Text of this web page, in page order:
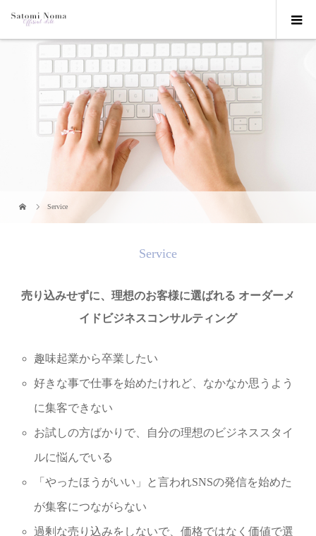
Service
Service
売り込みせずに、理想のお客様に選ばれる オーダーメ
イドビジネスコンサルティング
趣味起業から卒業したい
好きな事で仕事を始めたけれど、なかなか思うよう
に集客できない
お試しの方ばかりで、自分の理想のビジネススタイ
ルに悩んでいる
「やったほうがいい」と言われSNSの発信を始めた
が集客につながらない
過剰な売り込みをしないで、価格ではなく価値で選